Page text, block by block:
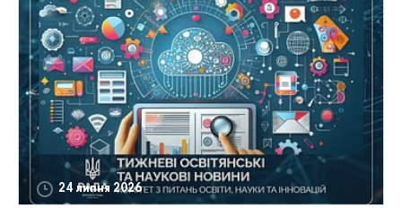
24 липня 2026